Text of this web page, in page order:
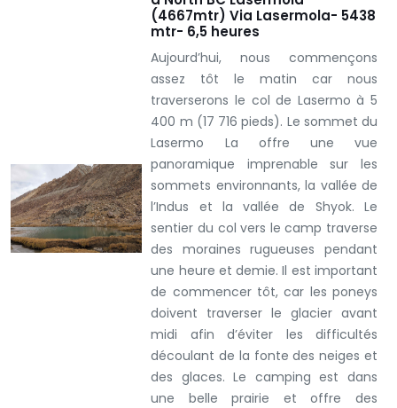
(4667mtr) Via Lasermola- 5438
mtr- 6,5 heures
Aujourd’hui, nous commençons
assez tôt le matin car nous
traverserons le col de Lasermo à 5
400 m (17 716 pieds). Le sommet du
Lasermo La offre une vue
panoramique imprenable sur les
sommets environnants, la vallée de
l’Indus et la vallée de Shyok. Le
sentier du col vers le camp traverse
des moraines rugueuses pendant
une heure et demie. Il est important
de commencer tôt, car les poneys
doivent traverser le glacier avant
midi afin d’éviter les difficultés
découlant de la fonte des neiges et
des glaces.Le camping est dans
une belle prairie et offre des